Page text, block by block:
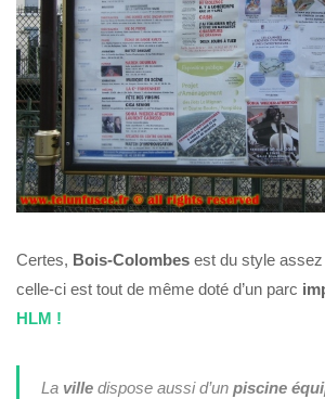
Certes, Bois-Colombes est du style assez
celle-ci est tout de même doté d’un parc
HLM !
La villedispose aussi d’un piscine